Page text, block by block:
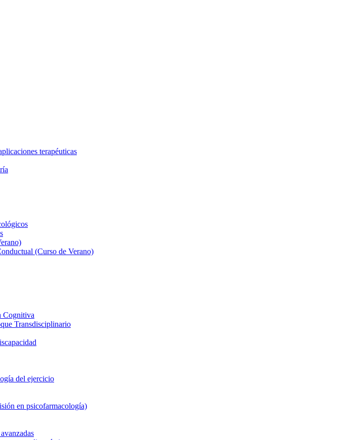
terapéuticas
(Curso de Verano)
Cognitiva
Transdisciplinario
del ejercicio
en psicofarmacología)